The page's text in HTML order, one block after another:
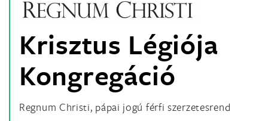
Krisztus Légiója
Kongregáció
Regnum Christi, pápai jogú férfi szerzetesrend